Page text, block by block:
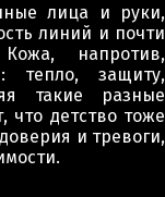
лица и руки,
линий и почти
напротив,
тепло, защиту,
такие разные
что детство тоже
и тревоги,